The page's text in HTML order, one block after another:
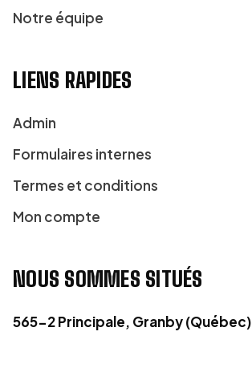
Notre équipe
LIENS RAPIDES
Admin
Formulaires internes
Termes et conditions
Mon compte
NOUS SOMMES SITUÉS
565-2 Principale, Granby (Québec)